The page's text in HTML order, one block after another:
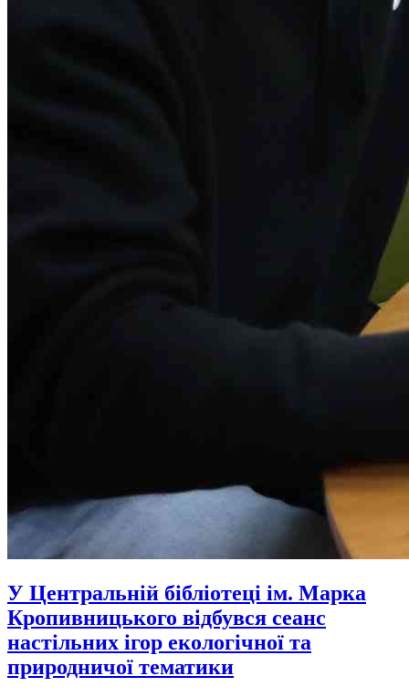
У Центральній бібліотеці ім. Марка
Кропивницького відбувся сеанс
настільних ігор екологічної та
природничої тематики